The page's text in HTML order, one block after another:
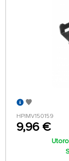
HPIMV150159
9,96 €